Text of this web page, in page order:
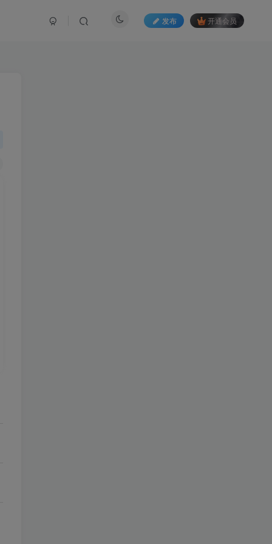
发布 开通会员